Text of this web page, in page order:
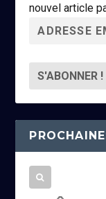
nouvel article
r
s
s
e
m